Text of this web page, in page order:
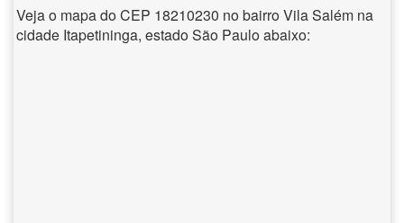
Veja o mapa do CEP 18210230 no bairro Vila Salém na
cidade Itapetininga, estado São Paulo abaixo: